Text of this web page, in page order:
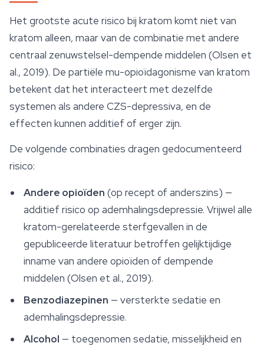
Het grootste acute risico bij kratom komt niet van
kratom alleen, maar van de combinatie met andere
centraal zenuwstelsel-dempende middelen (Olsen et
al., 2019). De partiële mu-opioïdagonisme van kratom
betekent dat het interacteert met dezelfde
systemen als andere CZS-depressiva, en de
effecten kunnen additief of erger zijn.
De volgende combinaties dragen gedocumenteerd
risico:
Andere opioïden (op recept of anderszins) —
additief risico op ademhalingsdepressie. Vrijwel alle
kratom-gerelateerde sterfgevallen in de
gepubliceerde literatuur betroffen gelijktijdige
inname van andere opioïden of dempende
middelen (Olsen et al., 2019).
Benzodiazepinen — versterkte sedatie en
ademhalingsdepressie.
Alcohol — toegenomen sedatie, misselijkheid en